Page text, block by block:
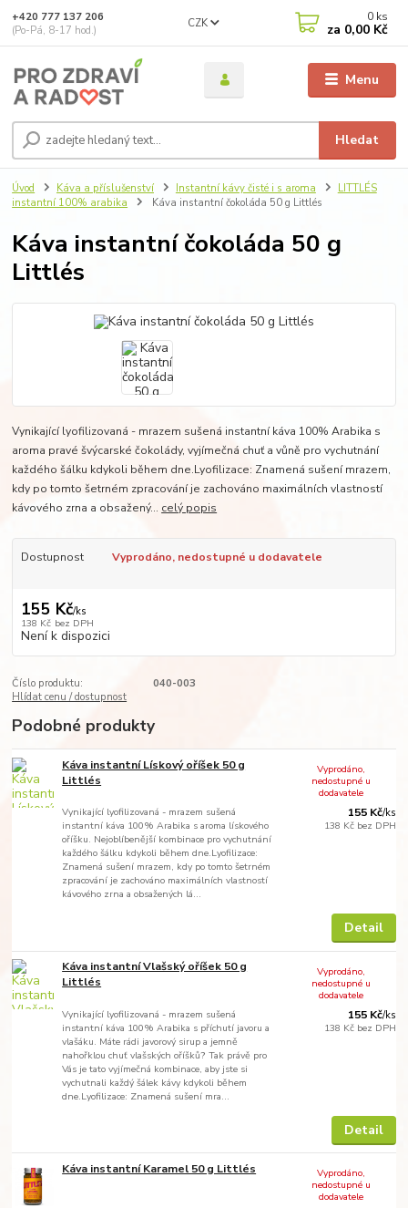
Menu
CZK
Hledat
+420 777 137 206
(Po-Pá, 8-17 hod.)
0 ks
za 0,00 Kč
Úvod Káva a příslušenství Instantní kávy čisté i s aroma
LITTLÉS
instantní 100% arabika
Káva instantní čokoláda 50 g Littlés
Káva instantní čokoláda 50 g
Littlés
Vynikající lyofilizovaná - mrazem sušená instantní káva 100% Arabika s
aroma pravé švýcarské čokolády, vyjímečná chuť a vůně pro vychutnání
každého šálku kdykoli během dne.Lyofilizace: Znamená sušení mrazem,
kdy po tomto šetrném zpracování je zachováno maximálních vlastností
kávového zrna a obsažený... celý popis
Dostupnost Vyprodáno, nedostupné u dodavatele
155 Kč/ks
138 Kč bez DPH
Není k dispozici
Číslo produktu:
040-003
Hlídat cenu / dostupnost
Podobné produkty
Káva instantní Lískový oříšek 50 g
Littlés
Vynikající lyofilizovaná - mrazem sušená
instantní káva 100% Arabika s aroma lískového
oříšku. Nejoblíbenější kombinace pro vychutnání
každého šálku kdykoli během dne.Lyofilizace:
Znamená sušení mrazem, kdy po tomto šetrném
zpracování je zachováno maximálních vlastností
kávového zrna a obsažených lá...
155 Kč/ks
138 Kč bez DPH
Vyprodáno,
nedostupné u
dodavatele
Detail
Káva instantní Vlašský oříšek 50 g
Littlés
Vynikající lyofilizovaná - mrazem sušená
instantní káva 100% Arabika s příchutí javoru a
vlašáku. Máte rádi javorový sirup a jemně
nahořklou chuť vlašských oříšků? Tak právě pro
Vás je tato vyjímečná kombinace, aby jste si
vychutnali každý šálek kávy kdykoli během
dne.Lyofilizace: Znamená sušení mra...
155 Kč/ks
138 Kč bez DPH
Vyprodáno,
nedostupné u
dodavatele
Detail
Káva instantní Karamel 50 g Littlés
Vyprodáno,
nedostupné u
dodavatele